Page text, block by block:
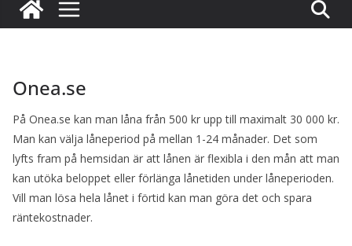
Onea.se
På Onea.se kan man låna från 500 kr upp till maximalt 30 000 kr.
Man kan välja låneperiod på mellan 1-24 månader. Det som
lyfts fram på hemsidan är att lånen är flexibla i den mån att man
kan utöka beloppet eller förlänga lånetiden under låneperioden.
Vill man lösa hela lånet i förtid kan man göra det och spara
räntekostnader.